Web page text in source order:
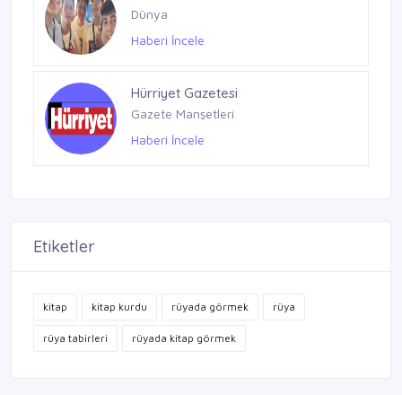
Dünya
Haberi İncele
Hürriyet Gazetesi
Gazete Manşetleri
Haberi İncele
Etiketler
kitap kitap kurdu rüyada görmek rüya
rüya tabirleri rüyada kitap görmek